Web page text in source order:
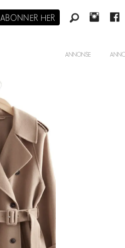
ABONNER HER
ANNONSE